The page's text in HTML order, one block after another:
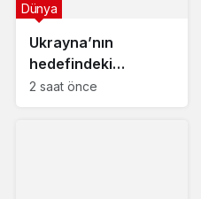
Ukrayna’nın
hedefindeki
‘Rusya’nın
Dünya
2 saat önce